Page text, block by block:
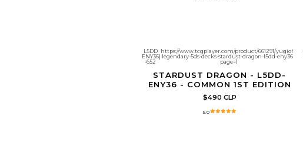
L5DD
ENY36
-652
|
https://www.tcgplayer.com/product/661291/yugioh-
legendary-5ds-decks-stardust-dragon-l5dd-eny36?
page=1
STARDUST DRAGON - L5DD-
ENY36 - COMMON 1ST EDITION
$490 CLP
5.0